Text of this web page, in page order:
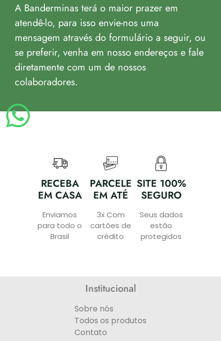
A Banderminas terá o maior prazer em
atendê-lo, para isso envie-nos uma
mensagem através do formulário a seguir, ou
se preferir, venha em nosso endereços e fale
diretamente com um de nossos
colaboradores.
RECEBA
EM CASA
Enviamos
para todo o
Brasil
PARCELE
EM ATÉ
3x Com
cartões de
crédito
SITE 100%
SEGURO
Seus dados
estão
protegidos
Institucional
Sobre nós
Todos os produtos
Contato